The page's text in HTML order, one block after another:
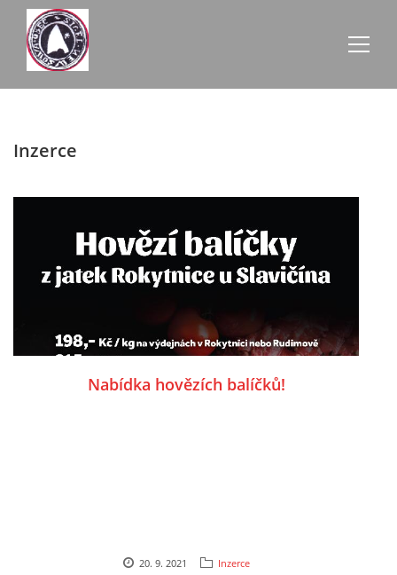
ÚŘEDNÍ DESKA
O NEVŠOVÉ
KONTAKTY
OBECNÍ BUDOVY
Inzerce
Nabídka hovězích balíčků!
20. 9. 2021 Inzerce